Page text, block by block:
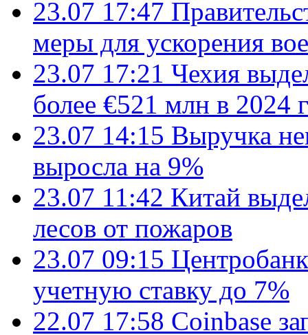
23.07 17:47
меры для ускорения
23.07 17:21 Чехия
более €521 млн в 2024
23.07 14:15 Выручка
выросла на 9%
23.07 11:42 Китай
лесов от пожаров
23.07 09:15
учетную ставку до 7%
22.07 17:58 Coinbase